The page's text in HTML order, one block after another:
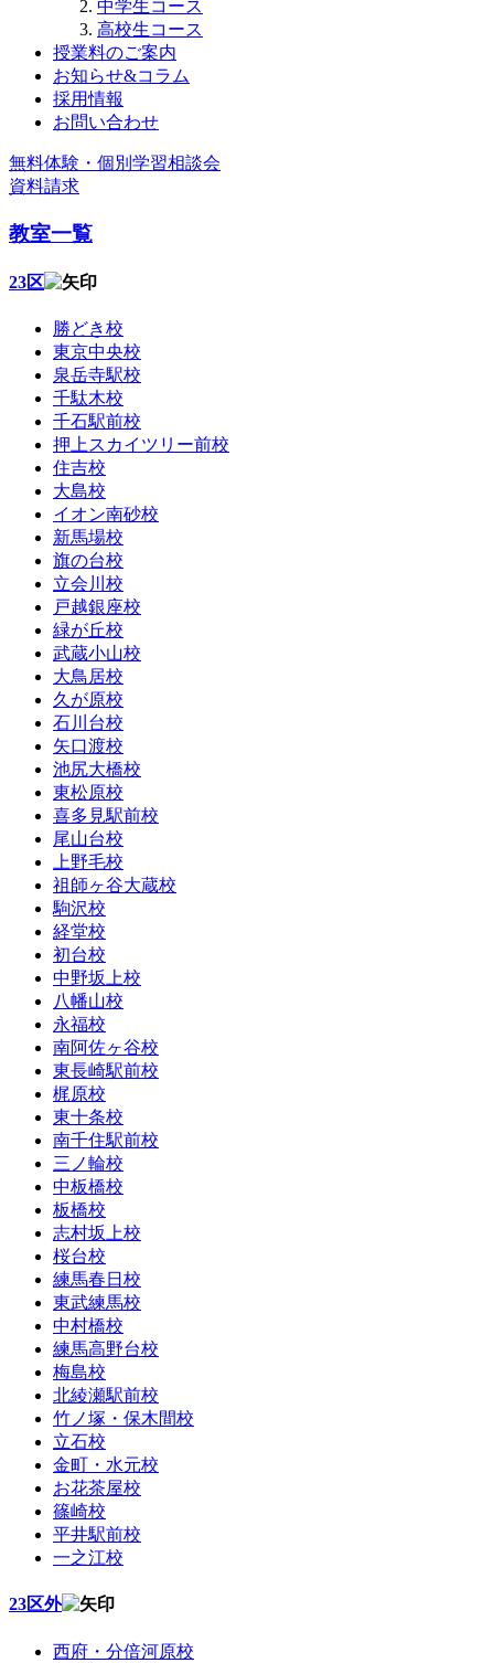
中学生コース
高校生コース
授業料のご案内
お知らせ&コラム
採用情報
お問い合わせ
無料体験・個別学習相談会
資料請求
教室一覧
23区
勝どき校
東京中央校
泉岳寺駅校
千駄木校
千石駅前校
押上スカイツリー前校
住吉校
大島校
イオン南砂校
新馬場校
旗の台校
立会川校
戸越銀座校
緑が丘校
武蔵小山校
大鳥居校
久が原校
石川台校
矢口渡校
池尻大橋校
東松原校
喜多見駅前校
尾山台校
上野毛校
祖師ヶ谷大蔵校
駒沢校
経堂校
初台校
中野坂上校
八幡山校
永福校
南阿佐ヶ谷校
東長崎駅前校
梶原校
東十条校
南千住駅前校
三ノ輪校
中板橋校
板橋校
志村坂上校
桜台校
練馬春日校
東武練馬校
中村橋校
練馬高野台校
梅島校
北綾瀬駅前校
竹ノ塚・保木間校
立石校
金町・水元校
お花茶屋校
篠崎校
平井駅前校
一之江校
23区外
西府・分倍河原校